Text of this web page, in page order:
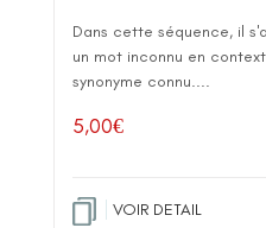
Dans cette séquence, il
un mot inconnu en
synonyme connu....
5,00€
VOIR DETAIL